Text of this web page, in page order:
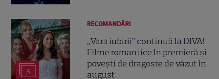
5
RECOMANDĂRI
„Vara iubirii” continuă la DIVA!
Filme romantice în premieră și
povești de dragoste de văzut în
august